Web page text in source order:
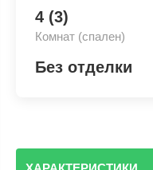
4 (3)
Комнат (спален)
Без отделки